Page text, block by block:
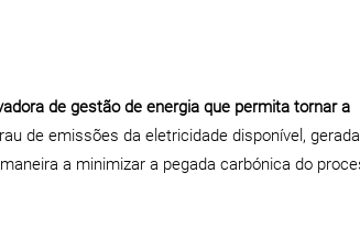
de gestão de energia que permita tornar a
de emissões da eletricidade disponível, gerada
a minimizar a pegada carbónica do